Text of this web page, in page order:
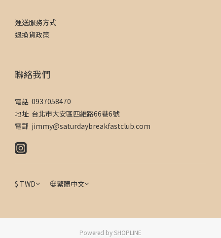
運送服務方式
退換貨政策
聯絡我們
電話 0937058470
地址 台北市大安區四維路66巷6號
電郵 jimmy@saturdaybreakfastclub.com
$ TWD 繁體中文
Powered by SHOPLINE